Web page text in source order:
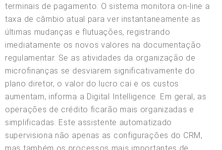
terminais de pagamento. O sistema monitora on-line a
taxa de câmbio atual para ver instantaneamente as
últimas mudanças e flutuações, registrando
imediatamente os novos valores na documentação
regulamentar. Se as atividades da organização de
microfinanças se desviarem significativamente do
plano diretor, o valor do lucro cai e os custos
aumentam, informa a Digital Intelligence. Em geral, as
operações de crédito ficarão mais organizadas e
simplificadas. Este assistente automatizado
supervisiona não apenas as configurações do CRM,